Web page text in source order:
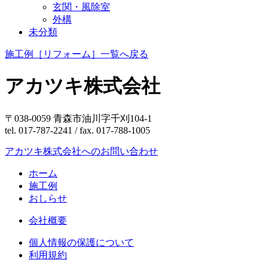
玄関・風除室
外構
未分類
施工例［リフォーム］一覧へ戻る
アカツキ株式会社
〒038-0059 青森市油川字千刈104-1
tel. 017-787-2241 / fax. 017-788-1005
アカツキ株式会社へのお問い合わせ
ホーム
施工例
おしらせ
会社概要
個人情報の保護について
利用規約